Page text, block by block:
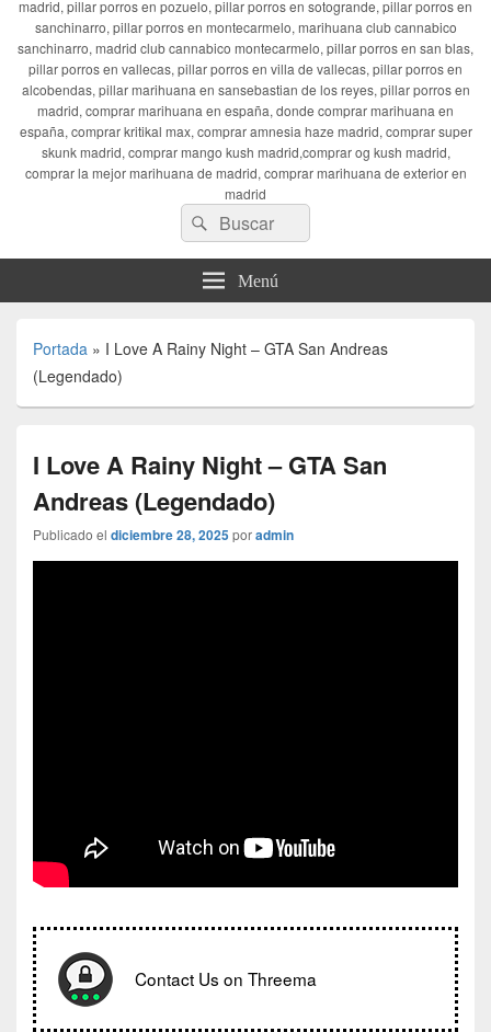
madrid, pillar porros en pozuelo, pillar porros en sotogrande, pillar porros en
sanchinarro, pillar porros en montecarmelo, marihuana club cannabico
sanchinarro, madrid club cannabico montecarmelo, pillar porros en san blas,
pillar porros en vallecas, pillar porros en villa de vallecas, pillar porros en
alcobendas, pillar marihuana en sansebastian de los reyes, pillar porros en
madrid, comprar marihuana en españa, donde comprar marihuana en
españa, comprar kritikal max, comprar amnesia haze madrid, comprar super
skunk madrid, comprar mango kush madrid,comprar og kush madrid,
comprar la mejor marihuana de madrid, comprar marihuana de exterior en
madrid
Buscar
por:
Buscar
Menú
Portada » I Love A Rainy Night – GTA San Andreas
(Legendado)
I Love A Rainy Night – GTA San
Andreas (Legendado)
Publicado el diciembre 28, 2025poradmin
Contact Us on Threema